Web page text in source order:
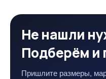
Не нашли
Подберём и
Пришлите размеры,